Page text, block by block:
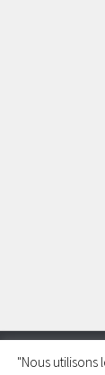
Charleroi
"Nous utilisons